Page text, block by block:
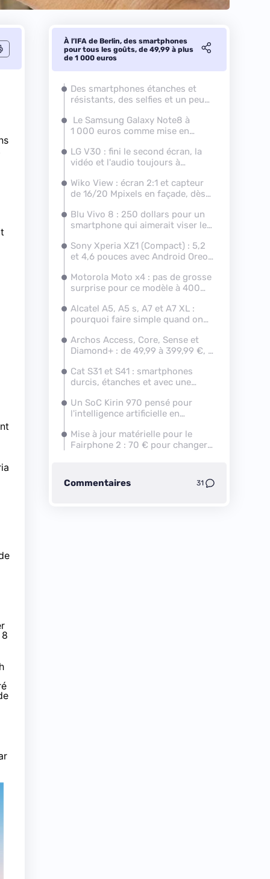
À l’IFA de Berlin, des smartphones
pour tous les goûts, de 49,99 à plus
de 1 000 euros
Des smartphones étanches et
résistants, des selfies et un peu
Le Samsung Galaxy Note8 à
1 000 euros comme mise en
LG V30 : fini le second écran, la
vidéo et l'audio toujours à
Wiko View : écran 2:1 et capteur
de 16/20 Mpixels en façade, dès
Blu Vivo 8 : 250 dollars pour un
smartphone qui aimerait viser le
Sony Xperia XZ1 (Compact) : 5,2
et 4,6 pouces avec Android Oreo
Motorola Moto x4 : pas de grosse
surprise pour ce modèle à 400
Alcatel A5, A5 s, A7 et A7 XL :
pourquoi faire simple quand on
Archos Access, Core, Sense et
Diamond+ : de 49,99 à 399,99 €, il
Cat S31 et S41 : smartphones
durcis, étanches et avec une
Un SoC Kirin 970 pensé pour
l'intelligence artificielle en
Mise à jour matérielle pour le
Fairphone 2 : 70 € pour changer
Commentaires 31